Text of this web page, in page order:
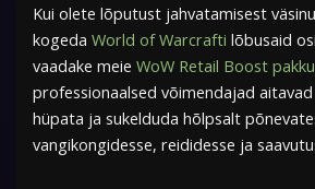
Kui olete lõputust jahvatamisest
kogeda World of Warcrafti lõbusaid
vaadake meie WoW Retail Boost
professionaalsed võimendajad
hüpata ja sukelduda hõlpsalt
vangikongidesse, reididesse ja